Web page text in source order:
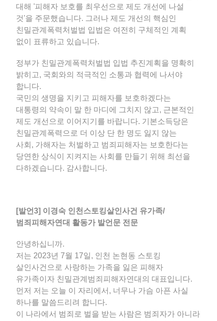
대해 '피해자 보호를 최우선으로 제도 개선에 나설
것'을 주문했습니다. 그러나 제도 개선의 핵심인
친밀관계폭력처벌법 입법은 여전히 구체적인 계획
없이 표류하고 있습니다.
정부가 친밀관계폭력처벌법 입법 추진계획을 명확히
밝히고, 국회와의 적극적인 소통과 협력에 나서야
합니다.
국민의 생명을 지키고 피해자를 보호하겠다는
대통령의 약속이 말 한 마디에 그치지 않고, 근본적인
제도 개선으로 이어지기를 바랍니다. 기본소득당은
친밀관계폭력으로 더 이상 단 한 명도 잃지 않는
사회, 가해자는 처벌하고 범죄피해자는 보호한다는
당연한 상식이 지켜지는 사회를 만들기 위해 최선을
다하겠습니다. 감사합니다.
[발언3] 이경숙 인천스토킹살인사건 유가족/
범죄피해자연대 활동가 발언문 전문
안녕하십니까.
저는 2023년 7월 17일, 인천 논현동 스토킹
살인사건으로 사랑하는 가족을 잃은 피해자
유가족이자 친밀관계범죄피해자연대의 대표입니다.
먼저 저는 오늘 이 자리에서, 너무나 가슴 아픈 사실
하나를 말씀드리려 합니다.
이 나라에서 범죄로 벌을 받는 사람은 범죄자가 아니라